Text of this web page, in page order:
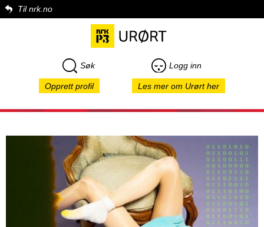
Til nrk.no
Søk Logg inn
Opprett profil Les mer om Urørt her